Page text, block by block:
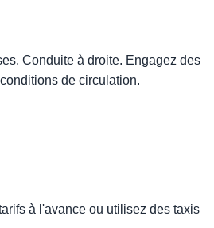
Conduite à droite. Engagez des
de circulation.
à l'avance ou utilisez des taxis